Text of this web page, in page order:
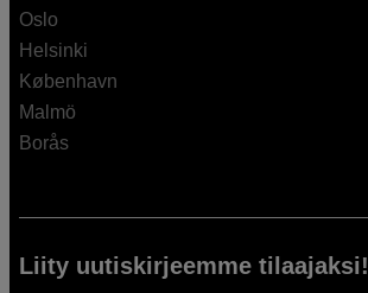
Oslo
Helsinki
København
Malmö
Borås
Liity uutiskirjeemme tilaajaksi!